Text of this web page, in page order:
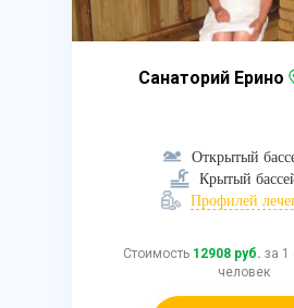
Санаторий Ерино
Открытый
Крытый
Профилей
Стоимость 12908 руб. за 1
человек